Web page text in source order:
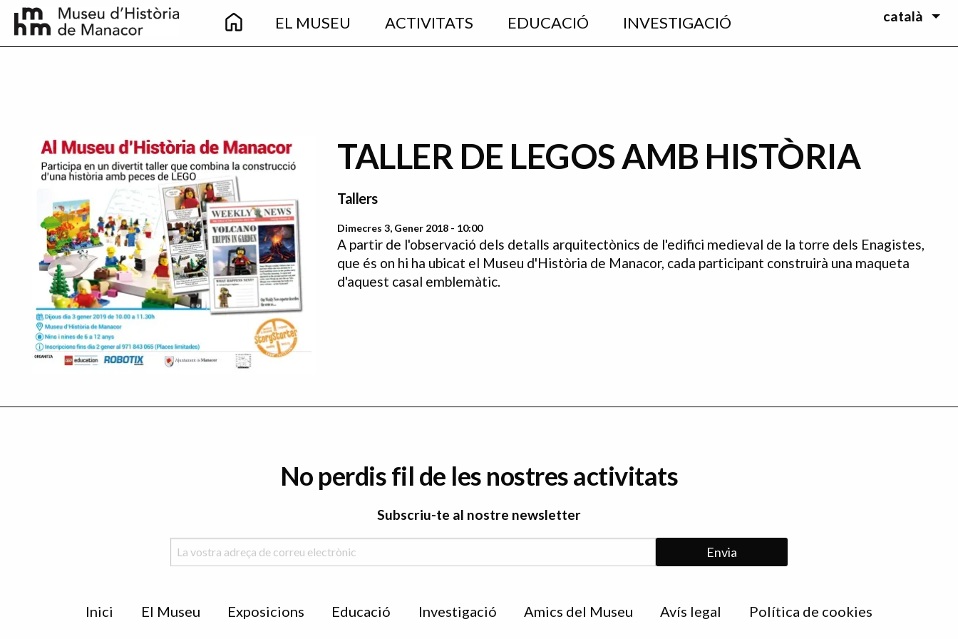
Vés al contingut
Main
navigation
EL MUSEU ACTIVITATS EDUCACIÓ INVESTIGACIÓ català
TALLER DE LEGOS AMB HISTÒRIA
Tallers
Dimecres 3, Gener 2018 - 10:00
A partir de l'observació dels detalls arquitectònics de l'edifici medieval de la torre dels Enagistes,
que és on hi ha ubicat el Museu d'Història de Manacor, cada participant construirà una maqueta
d'aquest casal emblemàtic.
No perdis fil de les nostres activitats
Subscriu-te al nostre newsletter
Inici El Museu Exposicions Educació Investigació Amics del Museu Avís legal Política de cookies